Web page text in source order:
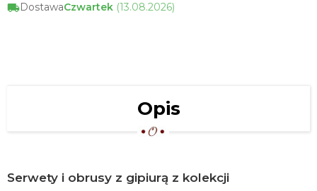
DostawaCzwartek (13.08.2026)
Opis
Serwety i obrusy z gipiurą z kolekcji